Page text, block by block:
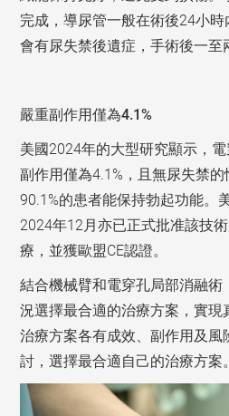
完成，導尿管一般在術後24小
會有尿失禁後遺症，手術後一至
嚴重副作用僅為4.1%
美國2024年的大型研究顯示，
副作用僅為4.1%，且無尿失禁
90.1%的患者能保持勃起功能。
2024年12月亦已正式批准該技
療，並獲歐盟CE認證。
結合機械臂和電穿孔局部消融
況選擇最合適的治療方案，實現
治療方案各有成效、副作用及
討，選擇最合適自己的治療方案。